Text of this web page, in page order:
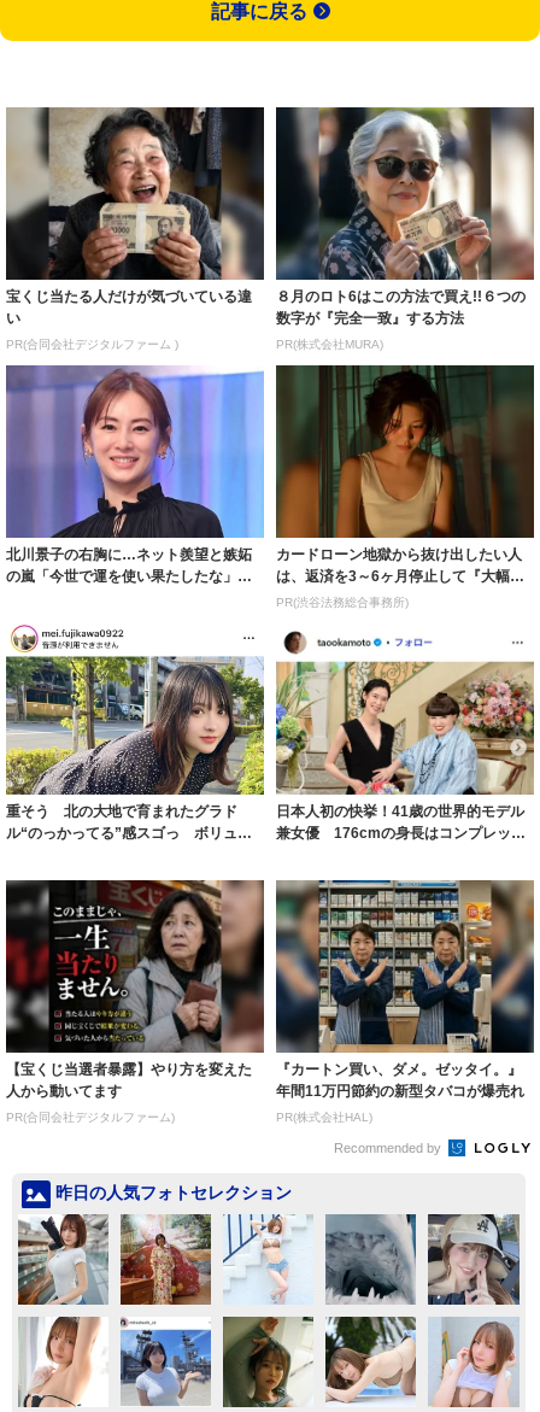
記事に戻る
宝くじ当たる人だけが気づいている違
い
PR(合同会社デジタルファーム )
８月のロト6はこの方法で買え!!６つの
数字が『完全一致』する方法
PR(株式会社MURA)
北川景子の右胸に…ネット羨望と嫉妬
の嵐「今世で運を使い果たしたな」
カードローン地獄から抜け出したい人
は、返済を3～6ヶ月停止して『大幅に
減額してか...
PR(渋谷法務総合事務所)
重そう 北の大地で育まれたグラド
ル“のっかってる”感スゴっ ボリュー
日本人初の快挙！41歳の世界的モデル
兼女優 176cmの身長はコンプレック
【宝くじ当選者暴露】やり方を変えた
人から動いてます
PR(合同会社デジタルファーム)
『カートン買い、ダメ。ゼッタイ。』
年間11万円節約の新型タバコが爆売れ
PR(株式会社HAL)
Recommended by
昨日の人気フォトセレクション